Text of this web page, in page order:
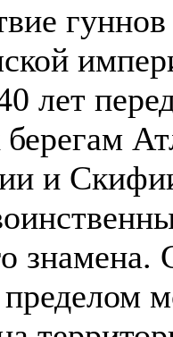
лет
и
пределом